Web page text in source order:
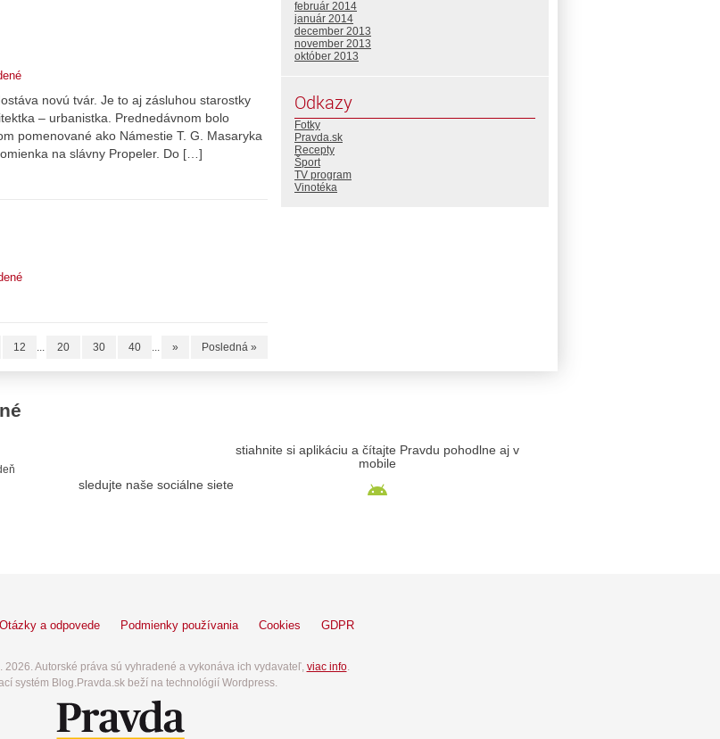
novú tvár. Je to aj zásluhou starostky
– urbanistka. Prednedávnom bolo
pomenované ako Námestie T. G. Masaryka
na slávny Propeler. Do […]
12 ... 20 30 40 ... » Posledná »
február 2014
január 2014
december 2013
november 2013
október 2013
Odkazy
Fotky
Pravda.sk
Recepty
Šport
TV program
Vinotéka
sledujte naše sociálne siete
stiahnite si aplikáciu a čítajte Pravdu pohodlne aj v
mobile
Otázky a odpovede Podmienky používania Cookies GDPR
2026. Autorské práva sú vyhradené a vykonáva ich vydavateľ, viac info.
systém Blog.Pravda.sk beží na technológií Wordpress.